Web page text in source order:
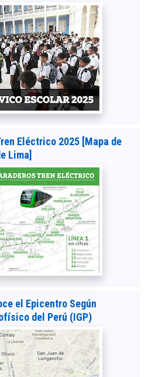
Eléctrico 2025 [Mapa de
Lima]
el Epicentro Según
del Perú (IGP)